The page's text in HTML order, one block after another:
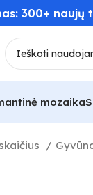
mozaika
300+ naujų